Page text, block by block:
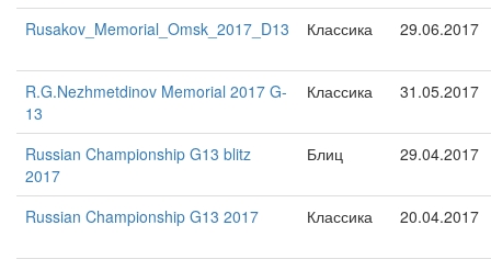
Rusakov_Memorial_Omsk_2017_D13 Классика 29.06.2017
R.G.Nezhmetdinov Memorial 2017 G-
13
Классика 31.05.2017
Russian Championship G13 blitz
2017
Блиц 29.04.2017
Russian Championship G13 2017 Классика 20.04.2017